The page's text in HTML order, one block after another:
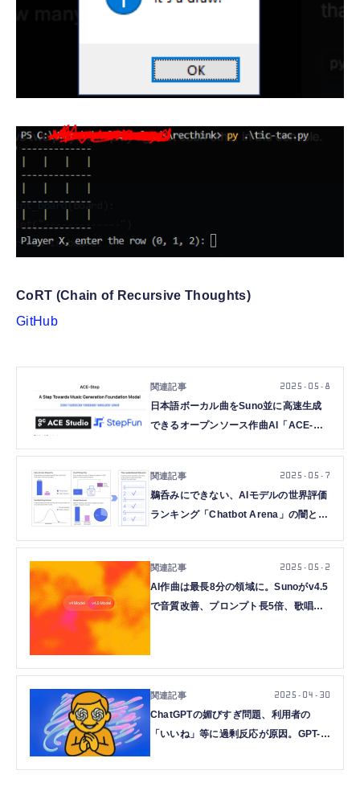
CoRT (Chain of Recursive Thoughts)
GitHub
日本語ボーカル曲をSuno並に高速生成
できるオープンソース作曲AI「ACE-
2025.05.8
鵜呑みにできない、AIモデルの世界評価
ランキング「Chatbot Arena」の闇と幻
2025.05.7
AI作曲は最長8分の領域に。Sunoがv4.5
で音質改善、プロンプト長5倍、歌唱力
2025.05.2
ChatGPTの媚びすぎ問題、利用者の
「いいね」等に過剰反応が原因。GPT-
ら選択式へ
2025.04.30